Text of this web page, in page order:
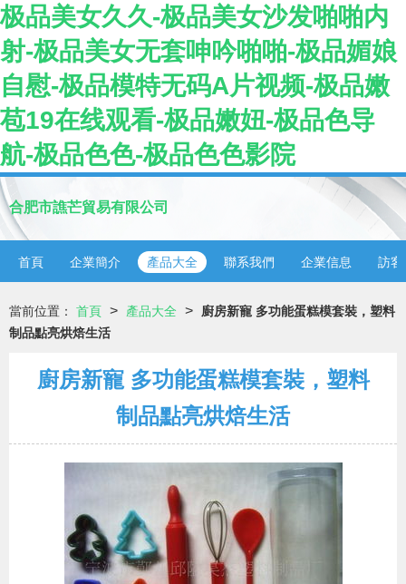
极品美女久久-极品美女沙发啪啪内
射-极品美女无套呻吟啪啪-极品媚娘
自慰-极品模特无码A片视频-极品嫩
苞19在线观看-极品嫩妞-极品色导
航-极品色色-极品色色影院
合肥市譙芒貿易有限公司
首頁 企業簡介 產品大全 聯系我們 企業信息 訪客
當前位置： 首頁 > 產品大全 >
廚房新寵 多功能蛋糕模套裝，塑料
制品點亮烘焙生活
廚房新寵 多功能蛋糕模套裝，塑料
制品點亮烘焙生活